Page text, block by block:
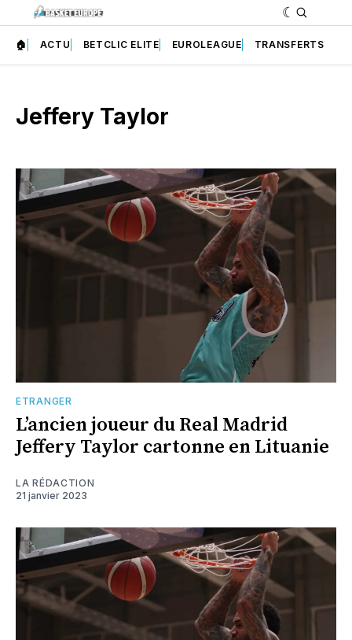
🏠 ACTU BETCLIC ELITE EUROLEAGUE TRANSFERTS
Jeffery Taylor
ETRANGER
L’ancien joueur du Real Madrid
Jeffery Taylor cartonne en Lituanie
LA RÉDACTION
21 janvier 2023